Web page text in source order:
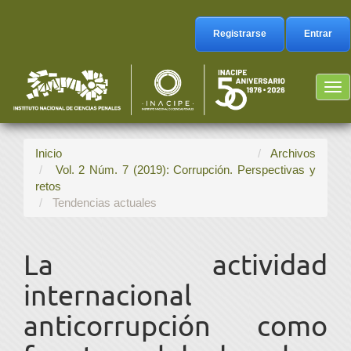
Barra
lateral
Registrarse Entrar
Inicio
Archivos
Vol. 2 Núm. 7 (2019): Corrupción. Perspectivas y
retos
Tendencias actuales
La actividad
internacional
anticorrupción como